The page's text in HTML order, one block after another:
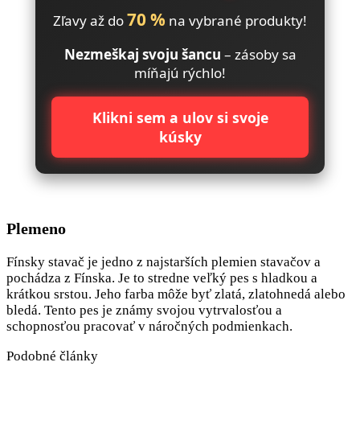
Zľavy až do70 % na vybrané produkty!
Nezmeškaj svoju šancu – zásoby sa
míňajú rýchlo!
Klikni sem a ulov si svoje
kúsky
Plemeno
Fínsky stavač je jedno z najstarších plemien stavačov a
pochádza z Fínska. Je to stredne veľký pes s hladkou a
krátkou srstou. Jeho farba môže byť zlatá, zlatohnedá alebo
bledá. Tento pes je známy svojou vytrvalosťou a
schopnosťou pracovať v náročných podmienkach.
Podobné články